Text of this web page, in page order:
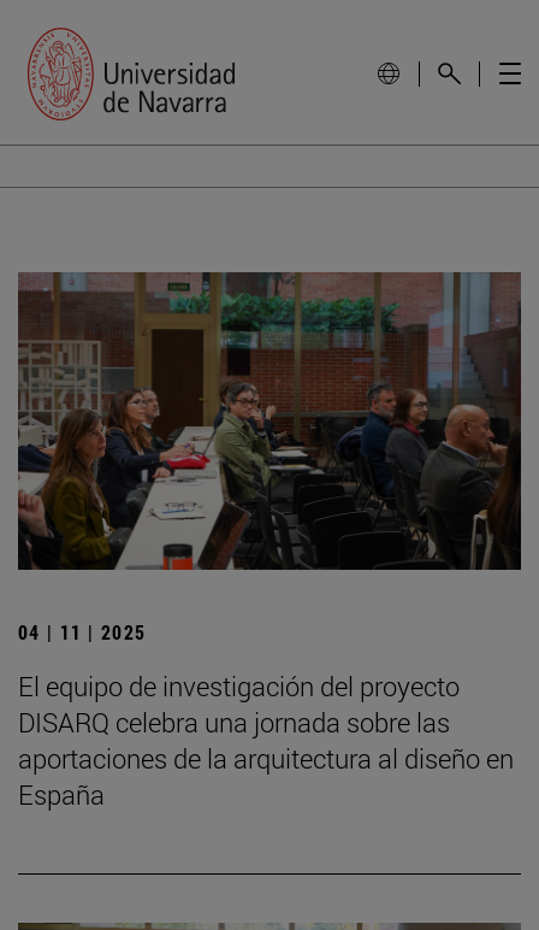
04 | 11 | 2025
El equipo de investigación del proyecto
DISARQ celebra una jornada sobre las
aportaciones de la arquitectura al diseño en
España